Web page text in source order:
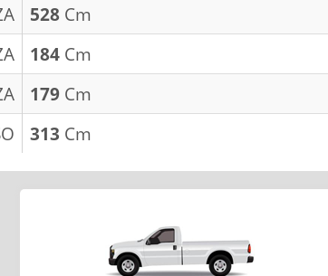
528 Cm
184 Cm
179 Cm
313 Cm